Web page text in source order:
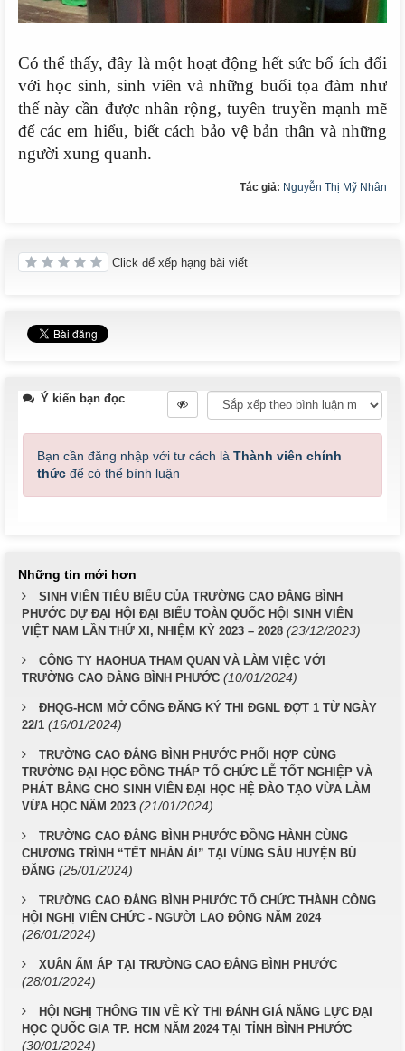
Có thể thấy, đây là một hoạt động hết sức bổ ích đối
với học sinh, sinh viên và những buổi tọa đàm như
thế này cần được nhân rộng, tuyên truyền mạnh mẽ
để các em hiểu, biết cách bảo vệ bản thân và những
người xung quanh.
Tác giả: Nguyễn Thị Mỹ Nhân
Click để xếp hạng bài viết
Ý kiến bạn đọc
Bạn cần đăng nhập với tư cách là Thành viên chính
thức để có thể bình luận
Những tin mới hơn
SINH VIÊN TIÊU BIỂU CỦA TRƯỜNG CAO ĐẲNG BÌNH
PHƯỚC DỰ ĐẠI HỘI ĐẠI BIỂU TOÀN QUỐC HỘI SINH VIÊN
VIỆT NAM LẦN THỨ XI, NHIỆM KỲ 2023 – 2028 (23/12/2023)
CÔNG TY HAOHUA THAM QUAN VÀ LÀM VIỆC VỚI
TRƯỜNG CAO ĐẲNG BÌNH PHƯỚC (10/01/2024)
ĐHQG-HCM MỞ CỔNG ĐĂNG KÝ THI ĐGNL ĐỢT 1 TỪ NGÀY
22/1 (16/01/2024)
TRƯỜNG CAO ĐẲNG BÌNH PHƯỚC PHỐI HỢP CÙNG
TRƯỜNG ĐẠI HỌC ĐỒNG THÁP TỔ CHỨC LỄ TỐT NGHIỆP VÀ
PHÁT BẰNG CHO SINH VIÊN ĐẠI HỌC HỆ ĐÀO TẠO VỪA LÀM
VỪA HỌC NĂM 2023 (21/01/2024)
TRƯỜNG CAO ĐẲNG BÌNH PHƯỚC ĐỒNG HÀNH CÙNG
CHƯƠNG TRÌNH “TẾT NHÂN ÁI” TẠI VÙNG SÂU HUYỆN BÙ
ĐĂNG (25/01/2024)
TRƯỜNG CAO ĐẲNG BÌNH PHƯỚC TỔ CHỨC THÀNH CÔNG
HỘI NGHỊ VIÊN CHỨC - NGƯỜI LAO ĐỘNG NĂM 2024
(26/01/2024)
XUÂN ẤM ÁP TẠI TRƯỜNG CAO ĐẲNG BÌNH PHƯỚC
(28/01/2024)
HỘI NGHỊ THÔNG TIN VỀ KỲ THI ĐÁNH GIÁ NĂNG LỰC ĐẠI
HỌC QUỐC GIA TP. HCM NĂM 2024 TẠI TỈNH BÌNH PHƯỚC
(30/01/2024)